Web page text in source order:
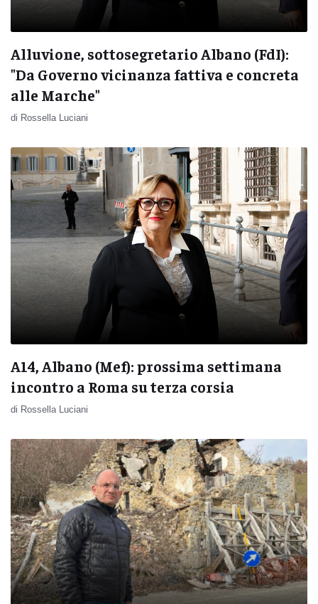
Alluvione, sottosegretario Albano (FdI):
"Da Governo vicinanza fattiva e concreta
alle Marche"
di Rossella Luciani
A14, Albano (Mef): prossima settimana
incontro a Roma su terza corsia
di Rossella Luciani